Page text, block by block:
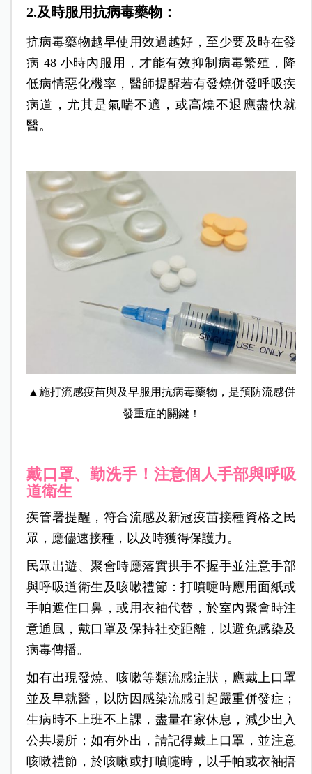
2.及時服用抗病毒藥物：
抗病毒藥物越早使用效過越好，至少要及時在發
病 48 小時內服用，才能有效抑制病毒繁殖，降
低病情惡化機率，醫師提醒若有發燒併發呼吸疾
病道，尤其是氣喘不適，或高燒不退應盡快就
醫。
▲施打流感疫苗與及早服用抗病毒藥物，是預防流感併
發重症的關鍵！
戴口罩、勤洗手！注意個人手部與呼吸
道衛生
疾管署提醒，符合流感及新冠疫苗接種資格之民
眾，應儘速接種，以及時獲得保護力。
民眾出遊、聚會時應落實拱手不握手並注意手部
與呼吸道衛生及咳嗽禮節：打噴嚏時應用面紙或
手帕遮住口鼻，或用衣袖代替，於室內聚會時注
意通風，戴口罩及保持社交距離，以避免感染及
病毒傳播。
如有出現發燒、咳嗽等類流感症狀，應戴上口罩
並及早就醫，以防因感染流感引起嚴重併發症；
生病時不上班不上課，盡量在家休息，減少出入
公共場所；如有外出，請記得戴上口罩，並注意
咳嗽禮節，於咳嗽或打噴嚏時，以手帕或衣袖捂